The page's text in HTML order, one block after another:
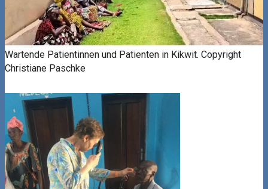
Wartende Patientinnen und Patienten in Kikwit. Copyright
Christiane Paschke